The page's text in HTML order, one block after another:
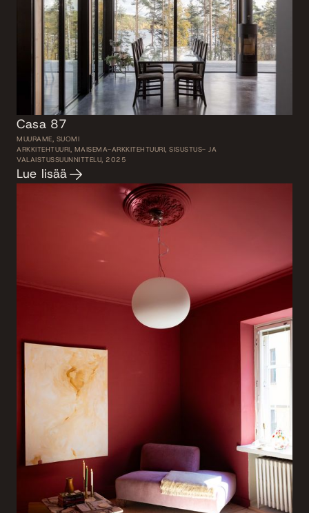
Casa 87
MUURAME, SUOMI
ARKKITEHTUURI, MAISEMA-ARKKITEHTUURI, SISUSTUS- JA
VALAISTUSSUUNNITTELU, 2025
Lue lisää